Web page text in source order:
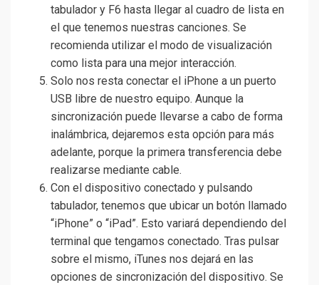
tabulador y F6 hasta llegar al cuadro de lista en
el que tenemos nuestras canciones. Se
recomienda utilizar el modo de visualización
como lista para una mejor interacción.
Solo nos resta conectar el iPhone a un puerto
USB libre de nuestro equipo. Aunque la
sincronización puede llevarse a cabo de forma
inalámbrica, dejaremos esta opción para más
adelante, porque la primera transferencia debe
realizarse mediante cable.
Con el dispositivo conectado y pulsando
tabulador, tenemos que ubicar un botón llamado
“iPhone” o “iPad”. Esto variará dependiendo del
terminal que tengamos conectado. Tras pulsar
sobre el mismo, iTunes nos dejará en las
opciones de sincronización del dispositivo. Se